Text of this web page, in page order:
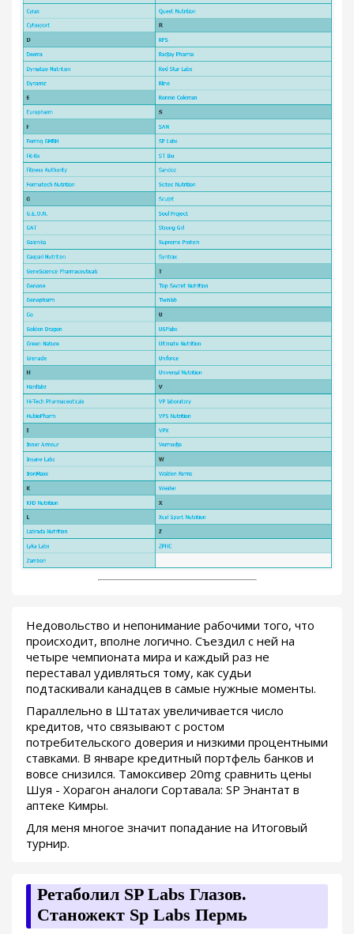
Недовольство и непонимание рабочими того, что
происходит, вполне логично. Съездил с ней на
четыре чемпионата мира и каждый раз не
переставал удивляться тому, как судьи
подтаскивали канадцев в самые нужные моменты.
Параллельно в Штатах увеличивается число
кредитов, что связывают с ростом
потребительского доверия и низкими процентными
ставками. В январе кредитный портфель банков и
вовсе снизился. Тамоксивер 20mg сравнить цены
Шуя - Хорагон аналоги Сортавала: SP Энантат в
аптеке Кимры.
Для меня многое значит попадание на Итоговый
турнир.
Ретаболил SP Labs Глазов.
Станожект Sp Labs Пермь